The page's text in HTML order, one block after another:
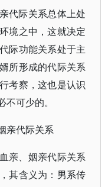
代际关系总体上处
境之中，这就决定
际功能关系处于主
所形成的代际关系
考察，这也是认识
不可少的。
亲代际关系
亲、姻亲代际关系
其含义为：男系传